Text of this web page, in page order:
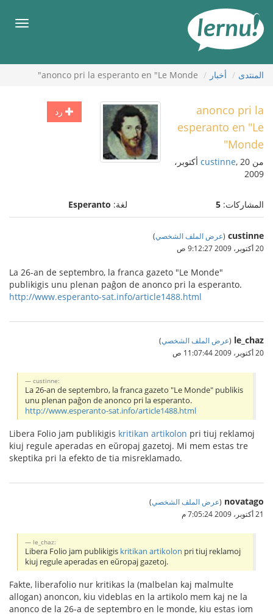
المحتويات
قائمة
المنتدى أخبار anonco pri la esperanto en "Le Monde"
رد
anonco pri la
esperanto en "Le
Monde"
من custinne , 20 أكتوبر،
2009
المشاركات: 5 لغة: Esperanto
custinne
(عرض الملف الشخصي)
20 أكتوبر، 2009 9:12:27 ص
La 26-an de septembro, la franca gazeto "Le Monde"
publikigis unu plenan paĝon de anonco pri la esperanto.
http://www.esperanto-sat.info/article1488.html
le_chaz
(عرض الملف الشخصي)
20 أكتوبر، 2009 11:07:44 ص
custinne:
La 26-an de septembro, la franca gazeto "Le Monde" publikis
unu plenan paĝon de anonco pri la esperanto.
http://www.esperanto-sat.info/article1488.html
Libera Folio jam publikigis kritikan artikolon pri tiuj reklamoj
kiuj regule aperadas en eŭropaj gazetoj. Mi mem estas tre
skeptika pri la efekto de tia misreklamado.
novatago
(عرض الملف الشخصي)
21 أكتوبر، 2009 7:05:24 م
le_chaz:
Libera Folio jam publikigis kritikan artikolon pri tiuj reklamoj
kiuj regule aperadas en eŭropaj gazetoj.
Fakte, liberafolio nur kritikas la (malbelan kaj malmulte
allogan) anoncon, kiu videblas en la artikolo mem kaj ne la
anonco de la 26-a de septembro en le monde, kiu estas iom